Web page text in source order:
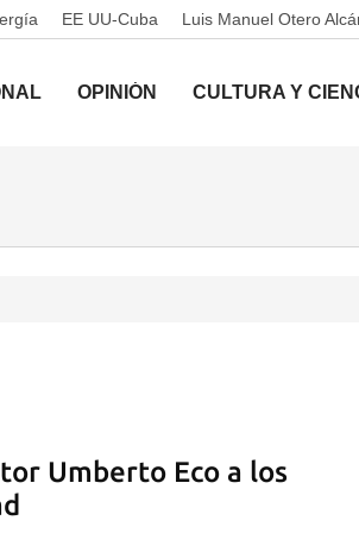
EE UU-Cuba Luis Manuel Otero
OPINIÓN CULTURA Y
Umberto Eco a los